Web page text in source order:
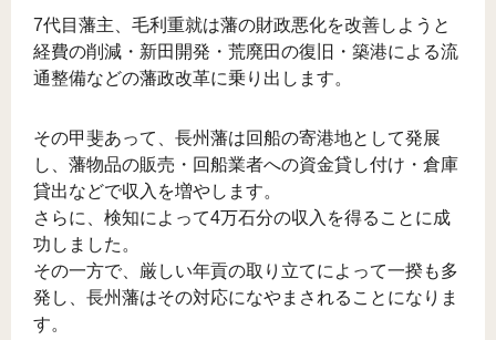
7代目藩主、毛利重就は藩の財政悪化を改善しようと
経費の削減・新田開発・荒廃田の復旧・築港による流
通整備などの藩政改革に乗り出します。
その甲斐あって、長州藩は回船の寄港地として発展
し、藩物品の販売・回船業者への資金貸し付け・倉庫
貸出などで収入を増やします。
さらに、検知によって4万石分の収入を得ることに成
功しました。
その一方で、厳しい年貢の取り立てによって一揆も多
発し、長州藩はその対応になやまされることになりま
す。